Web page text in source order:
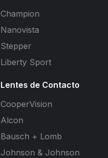
Champion
Nanovista
Stepper
Liberty Sport
Lentes de Contacto
CooperVision
Alcon
Bausch + Lomb
Johnson & Johnson